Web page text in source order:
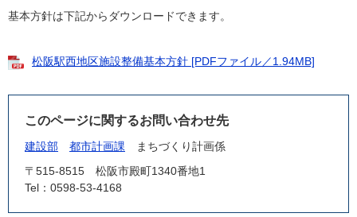
基本方針は下記からダウンロードできます。
松阪駅西地区施設整備基本方針 [PDFファイル／1.94MB]
このページに関するお問い合わせ先
建設部 都市計画課
まちづくり計画係
〒515-8515
松阪市殿町1340番地1
Tel：0598-53-4168